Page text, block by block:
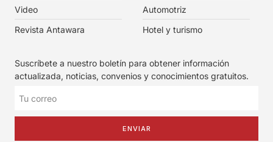
Video
Revista Antawara
Automotriz
Hotel y turismo
Suscríbete a nuestro boletín para obtener información
actualizada, noticias, convenios y conocimientos gratuitos.
ENVIAR